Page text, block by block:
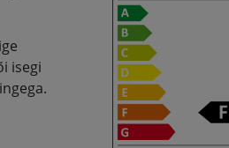
isegi